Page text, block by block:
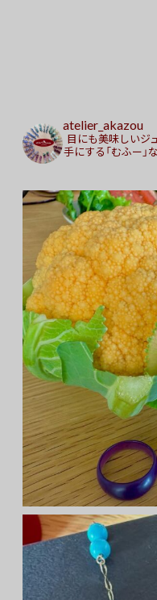
atelier_akazou
目にも美味しいジ
手にする「むふー」